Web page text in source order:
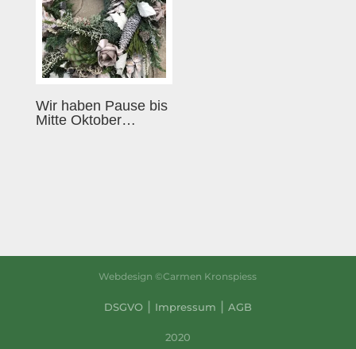
Wir haben Pause bis
Mitte Oktober…
Webdesign ©Carmen Kronspiess
DSGVO| Impressum | AGB
2020